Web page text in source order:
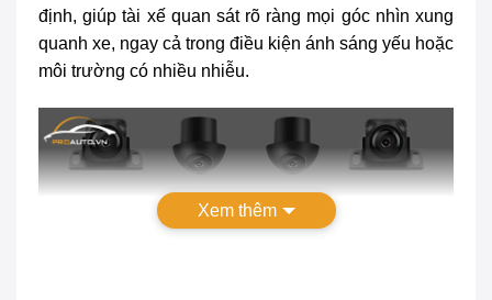
định, giúp tài xế quan sát rõ ràng mọi góc nhìn xung
quanh xe, ngay cả trong điều kiện ánh sáng yếu hoặc
môi trường có nhiều nhiễu.
Xem thêm